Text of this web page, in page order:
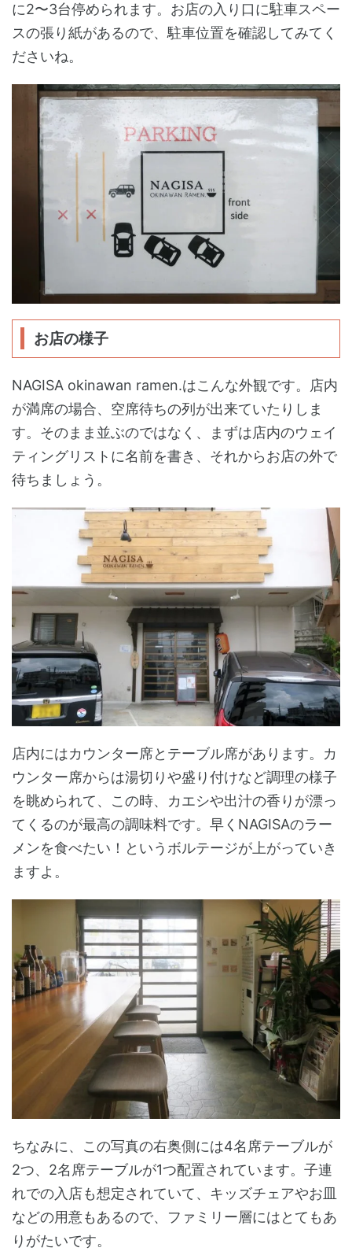
に2〜3台停められます。お店の入り口に駐車スペー
スの張り紙があるので、駐車位置を確認してみてく
ださいね。
お店の様子
NAGISA okinawan ramen.はこんな外観です。店内
が満席の場合、空席待ちの列が出来ていたりしま
す。そのまま並ぶのではなく、まずは店内のウェイ
ティングリストに名前を書き、それからお店の外で
待ちましょう。
店内にはカウンター席とテーブル席があります。カ
ウンター席からは湯切りや盛り付けなど調理の様子
を眺められて、この時、カエシや出汁の香りが漂っ
てくるのが最高の調味料です。早くNAGISAのラー
メンを食べたい！というボルテージが上がっていき
ますよ。
ちなみに、この写真の右奥側には4名席テーブルが
2つ、2名席テーブルが1つ配置されています。子連
れでの入店も想定されていて、キッズチェアやお皿
などの用意もあるので、ファミリー層にはとてもあ
りがたいです。